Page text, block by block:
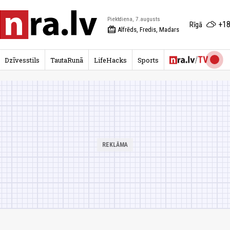
Piektdiena, 7.augusts
redeem Alfrēds, Fredis, Madars
Rīgā
Dzīvesstils TautaRunā LifeHacks Sports